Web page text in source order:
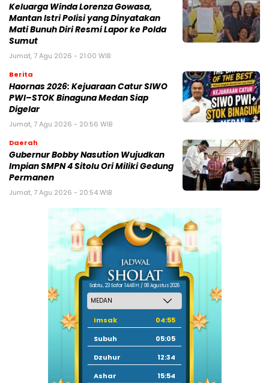
Keluarga Winda Lorenza Gowasa,
Mantan Istri Polisi yang Dinyatakan
Mati Bunuh Diri Resmi Lapor ke Polda
Sumut
Jumat, 7 Agu 2026 - 21:00 WIB
Berita
Haornas 2026: Kejuaraan Catur SIWO
PWI–STOK Binaguna Medan Siap
Digelar
Jumat, 7 Agu 2026 - 20:56 WIB
Daerah
Gubernur Bobby Nasution Wujudkan
Impian SMPN 4 Sitolu Ori Miliki Gedung
Permanen
Jumat, 7 Agu 2026 - 20:54 WIB
Sabtu, 23 Safar 1448 H / 08 Agustus 2026
Imsak
04:55
Subuh
05:05
Dzuhur
12:34
Ashar
15:54